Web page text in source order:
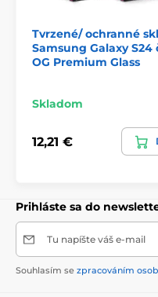
Tvrzené/ ochranné
Samsung Galaxy S24
OG Premium Glass
Skladom
12,21 €
Prihláste sa do
Tu napíšte váš e-mail
Souhlasím se zpracováním